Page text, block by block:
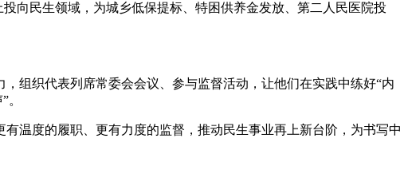
向民生领域，为城乡低保提标、特困供养金发放、第二人民医院投
织代表列席常委会会议、参与监督活动，让他们在实践中练好“内
。
度的履职、更有力度的监督，推动民生事业再上新台阶，为书写中